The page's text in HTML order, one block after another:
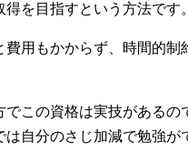
得を目指すという方法です。
費用もかからず、時間的
でこの資格は実技がある
自分のさじ加減で勉強が